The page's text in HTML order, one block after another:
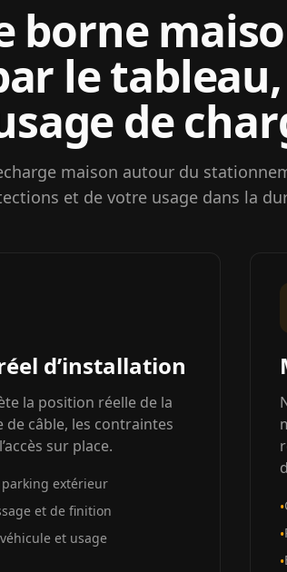
borne
le
de
maison autour du
et de votre usage dans la
d’installation
la position réelle de la
de câble, les contraintes
sur place.
parking extérieur
et de finition
et usage
•
•
•